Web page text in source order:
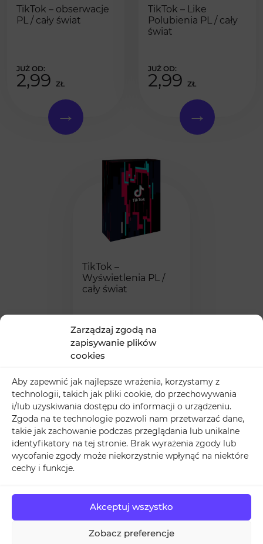
Zarządzaj zgodą na
zapisywanie plików
cookies
Aby zapewnić jak najlepsze wrażenia, korzystamy z
technologii, takich jak pliki cookie, do przechowywania
i/lub uzyskiwania dostępu do informacji o urządzeniu.
Zgoda na te technologie pozwoli nam przetwarzać dane,
takie jak zachowanie podczas przeglądania lub unikalne
identyfikatory na tej stronie. Brak wyrażenia zgody lub
wycofanie zgody może niekorzystnie wpłynąć na niektóre
cechy i funkcje.
Akceptuj wszystko
Zobacz preferencje
TikTok – obserwacje
PL / cały świat
2,99 ZŁ
TikTok – Like
Polubienia PL / cały
świat
2,99 ZŁ
TikTok –
Wyświetlenia PL /
cały świat
3,99ZŁ
Gdzie można dodatkowo
zakupić followersów na
TikTok?
działają podobnie jak w przypadku wszystkich
innych znanych serwisów społecznościowych. Im
więcej ich masz, tym lepiej! Twoje konto jest w takiej